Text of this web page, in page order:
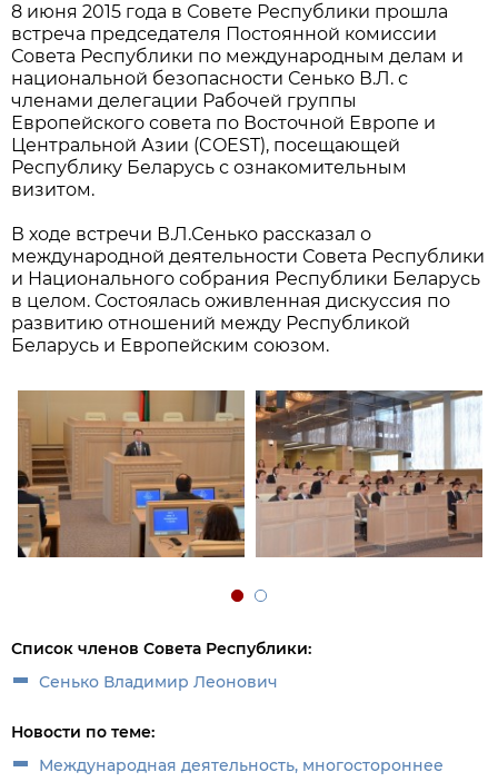
8 июня 2015 года в Совете Республики прошла
встреча председателя Постоянной комиссии
Совета Республики по международным делам и
национальной безопасности Сенько В.Л. с
членами делегации Рабочей группы
Европейского совета по Восточной Европе и
Центральной Азии (COEST), посещающей
Республику Беларусь с ознакомительным
визитом.
В ходе встречи В.Л.Сенько рассказал о
международной деятельности Совета Республики
и Национального собрания Республики Беларусь
в целом. Состоялась оживленная дискуссия по
развитию отношений между Республикой
Беларусь и Европейским союзом.
Список членов Совета Республики:
Сенько Владимир Леонович
Новости по теме:
Международная деятельность, многостороннее